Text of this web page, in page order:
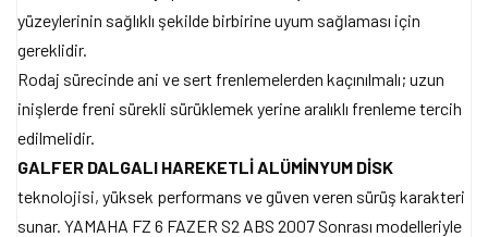
yüzeylerinin sağlıklı şekilde birbirine uyum sağlaması için
gereklidir.
Rodaj sürecinde ani ve sert frenlemelerden kaçınılmalı; uzun
inişlerde freni sürekli sürüklemek yerine aralıklı frenleme tercih
edilmelidir.
GALFER DALGALI HAREKETLİ ALÜMİNYUM DİSK
teknolojisi, yüksek performans ve güven veren sürüş karakteri
sunar. YAMAHA FZ 6 FAZER S2 ABS 2007 Sonrası modelleriyle